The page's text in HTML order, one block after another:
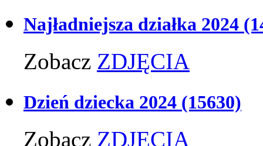
Najładniejsza działka 2024
Zobacz ZDJĘCIA
Dzień dziecka 2024 (15630)
Zobacz ZDJĘCIA